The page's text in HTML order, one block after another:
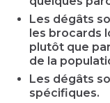
Les dégâts
les brocards
plutôt que
de la
Les dégâts
spécifiques.